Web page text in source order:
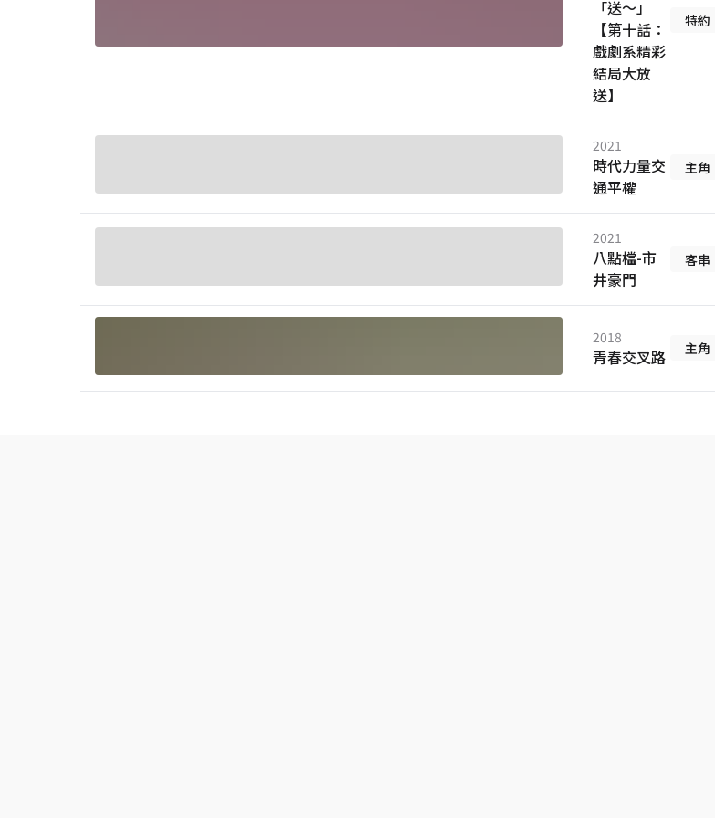
「送～」
【第十話：
戲劇系精彩
結局大放
送】
特約
2021
時代力量交
通平權
主角
2021
八點檔-市
井豪門
客串
2018
青春交叉路 主角